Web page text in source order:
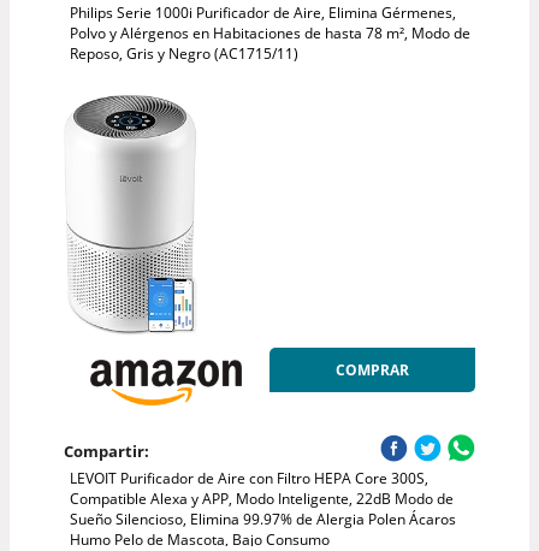
Philips Serie 1000i Purificador de Aire, Elimina Gérmenes,
Polvo y Alérgenos en Habitaciones de hasta 78 m², Modo de
Reposo, Gris y Negro (AC1715/11)
COMPRAR
Compartir:
LEVOIT Purificador de Aire con Filtro HEPA Core 300S,
Compatible Alexa y APP, Modo Inteligente, 22dB Modo de
Sueño Silencioso, Elimina 99.97% de Alergia Polen Ácaros
Humo Pelo de Mascota, Bajo Consumo